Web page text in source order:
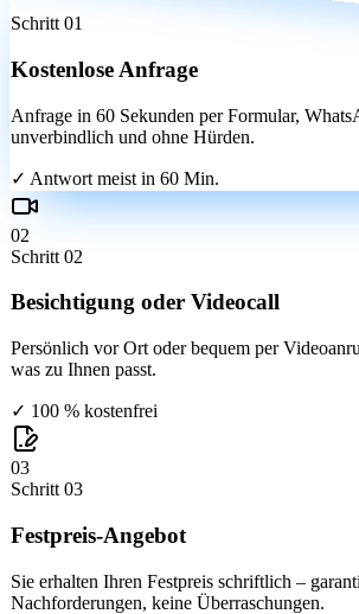
Schritt 01
Kostenlose Anfrage
Anfrage in 60 Sekunden per Formular,
unverbindlich und ohne Hürden.
✓ Antwort meist in 60 Min.
02
Schritt 02
Besichtigung oder Videocall
Persönlich vor Ort oder bequem per
was zu Ihnen passt.
✓ 100 % kostenfrei
03
Schritt 03
Festpreis-Angebot
Sie erhalten Ihren Festpreis schriftlich –
Nachforderungen, keine Überraschungen.